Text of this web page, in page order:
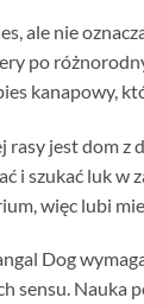
ale nie
po
kanapowy,
rasy jest dom
i szukać luk w
więc lubi
Dog
sensu. Nauka